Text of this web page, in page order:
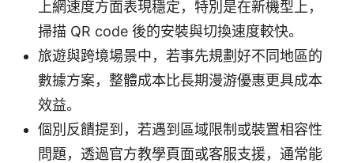
上網速度方面表現穩定，特別是在新機型上，
掃描 QR code 後的安裝與切換速度較快。
旅遊與跨境場景中，若事先規劃好不同地區的
數據方案，整體成本比長期漫游優惠更具成本
效益。
個別反饋提到，若遇到區域限制或裝置相容性
問題，透過官方教學頁面或客服支援，通常能